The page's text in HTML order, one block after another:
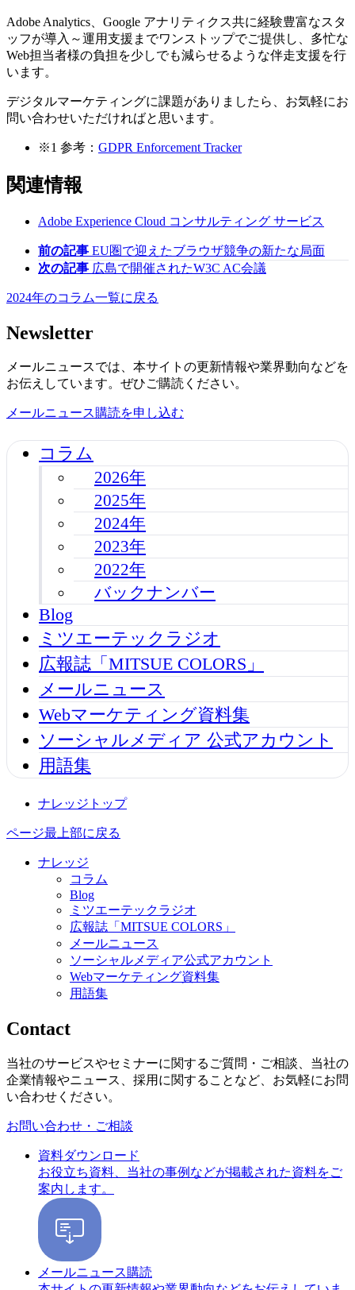
Adobe Analytics、Google アナリティクス共に経験豊富なスタ
ッフが導入～運用支援までワンストップでご提供し、多忙な
Web担当者様の負担を少しでも減らせるような伴走支援を行
います。
デジタルマーケティングに課題がありましたら、お気軽にお
問い合わせいただければと思います。
※1 参考： GDPR Enforcement Tracker
関連情報
Adobe Experience Cloud コンサルティング サービス
前の記事 EU圏で迎えたブラウザ競争の新たな局面
次の記事 広島で開催されたW3C AC会議
2024年のコラム一覧に戻る
Newsletter
メールニュースでは、本サイトの更新情報や業界動向などを
お伝えしています。ぜひご購読ください。
メールニュース購読を申し込む
コラム
2026年
2025年
2024年
2023年
2022年
バックナンバー
Blog
ミツエーテックラジオ
広報誌「MITSUE COLORS」
メールニュース
Webマーケティング資料集
ソーシャルメディア 公式アカウント
用語集
ナレッジトップ
ページ最上部に戻る
ナレッジ
コラム
Blog
ミツエーテックラジオ
広報誌「MITSUE COLORS」
メールニュース
ソーシャルメディア公式アカウント
Webマーケティング資料集
用語集
Contact
当社のサービスやセミナーに関するご質問・ご相談、当社の
企業情報やニュース、採用に関することなど、お気軽にお問
い合わせください。
お問い合わせ・ご相談
資料ダウンロード
お役立ち資料、当社の事例などが掲載された資料をご
案内します。
メールニュース購読